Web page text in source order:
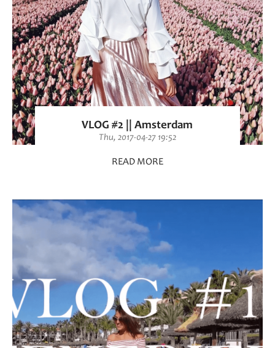
VLOG #2 || Amsterdam
Thu, 2017-04-27 19:52
READ MORE